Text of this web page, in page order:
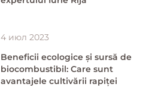
4 июл 2023
Beneficii ecologice și sursă de
biocombustibil: Care sunt
avantajele cultivării rapiței